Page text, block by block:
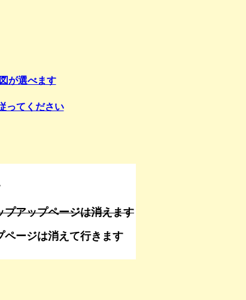
が選べます
ってください
プアップページは消えます
ージは消えて行きます